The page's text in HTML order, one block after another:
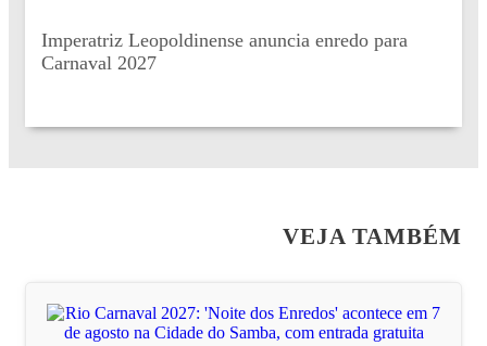
Imperatriz Leopoldinense anuncia enredo para
Carnaval 2027
VEJA TAMBÉM